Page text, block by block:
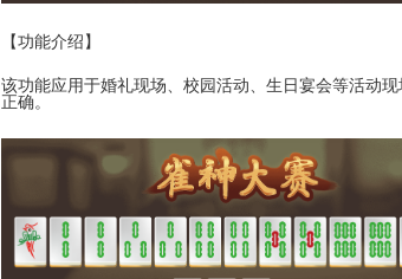
【功能介绍】
该功能应用于婚礼现场、校园活动、生日宴会等活动
正确。